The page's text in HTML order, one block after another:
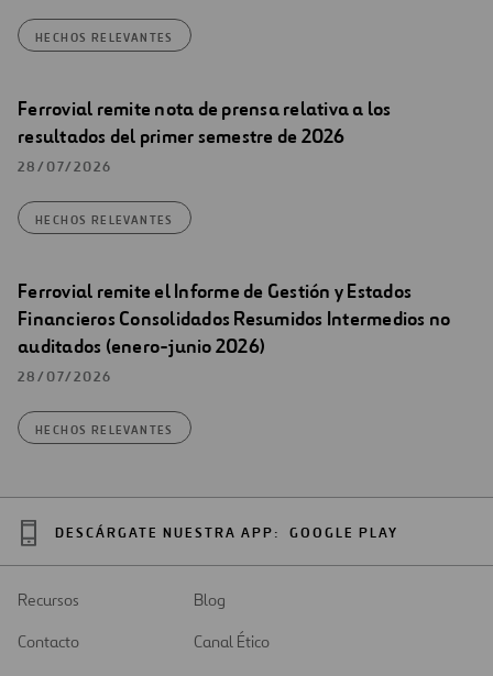
HECHOS RELEVANTES
Ferrovial remite nota de prensa relativa a los
resultados del primer semestre de 2026
28/07/2026
HECHOS RELEVANTES
Ferrovial remite el Informe de Gestión y Estados
Financieros Consolidados Resumidos Intermedios no
auditados (enero-junio 2026)
28/07/2026
HECHOS RELEVANTES
DESCÁRGATE NUESTRA APP: GOOGLE PLAY
Recursos
Blog
Contacto
Canal Ético